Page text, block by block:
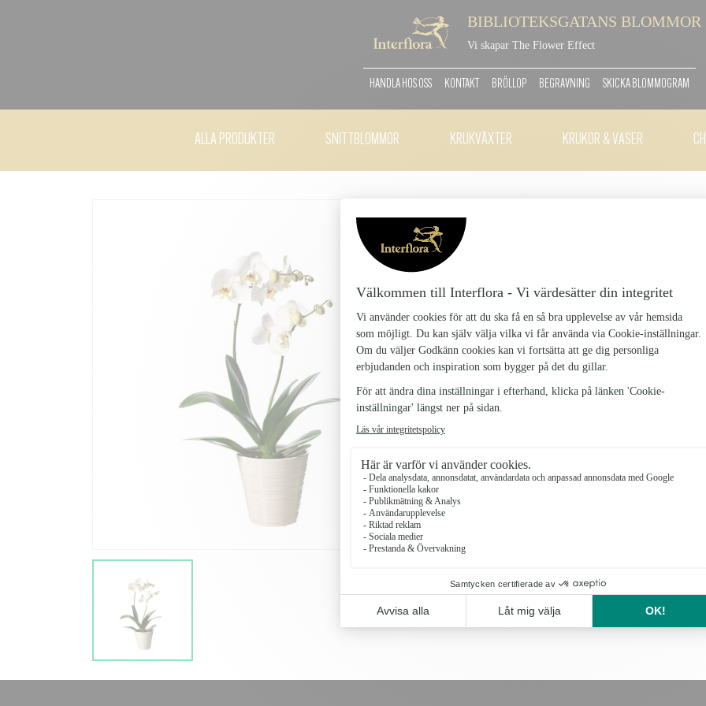
BIBLIOTEKSGATANS BLOMMOR
Vi skapar The Flower Effect
HANDLA HOS OSS KONTAKT BRÖLLOP BEGRAVNING SKICKA BLOMMOGRAM
ALLA PRODUKTER SNITTBLOMMOR KRUKVÄXTER KRUKOR & VASER
Härlig orkidé (phalaenopsis) i en passande
Antal